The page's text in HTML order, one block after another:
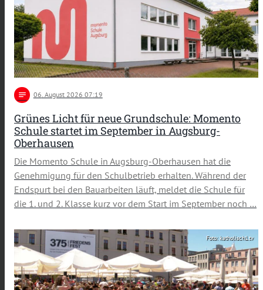
notes 06. August 2026 07:19
Grünes Licht für neue Grundschule: Momento
Schule startet im September in Augsburg-
Oberhausen
Die Momento Schule in Augsburg-Oberhausen hat die
Genehmigung für den Schulbetrieb erhalten. Während der
Endspurt bei den Bauarbeiten läuft, meldet die Schule für
die 1. und 2. Klasse kurz vor dem Start im September noch …
Foto: katholisch1.tv